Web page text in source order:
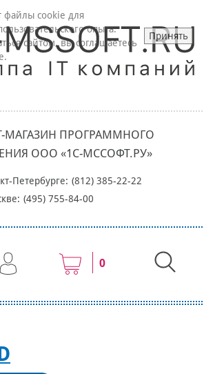
МАГАЗИН ПРОГРАММНОГО
ООО «1С-МССОФТ.РУ»
Петербурге: (812) 385-22-22
(495) 755-84-00
0
файлы cookie для
опыта.
сайтом, вы соглашаетесь
Принять